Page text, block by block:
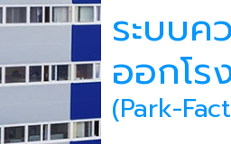
ระบบค
ออกโร
(Park-